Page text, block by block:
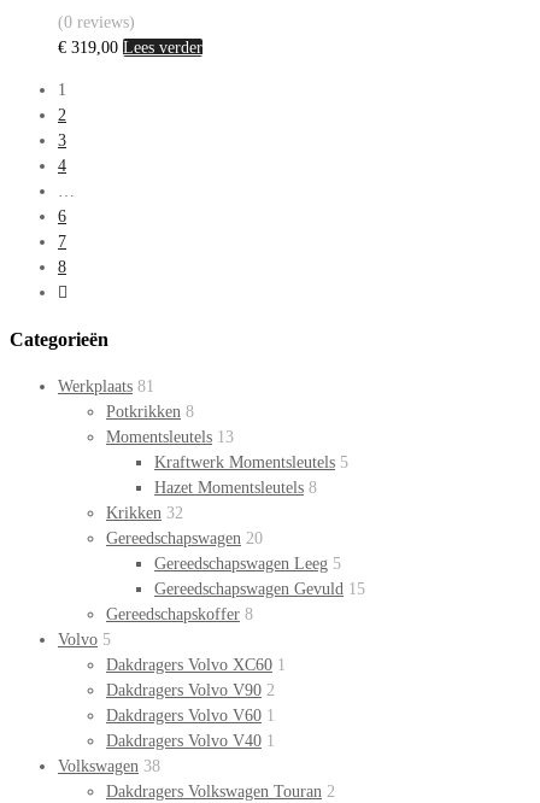
(0 reviews)
€ 319,00 Lees verder
1
2
3
4
…
6
7
8
Categorieën
Werkplaats 81
Potkrikken 8
Momentsleutels 13
Kraftwerk Momentsleutels 5
Hazet Momentsleutels 8
Krikken 32
Gereedschapswagen 20
Gereedschapswagen Leeg 5
Gereedschapswagen Gevuld 15
Gereedschapskoffer 8
Volvo 5
Dakdragers Volvo XC60 1
Dakdragers Volvo V90 2
Dakdragers Volvo V60 1
Dakdragers Volvo V40 1
Volkswagen 38
Dakdragers Volkswagen Touran 2